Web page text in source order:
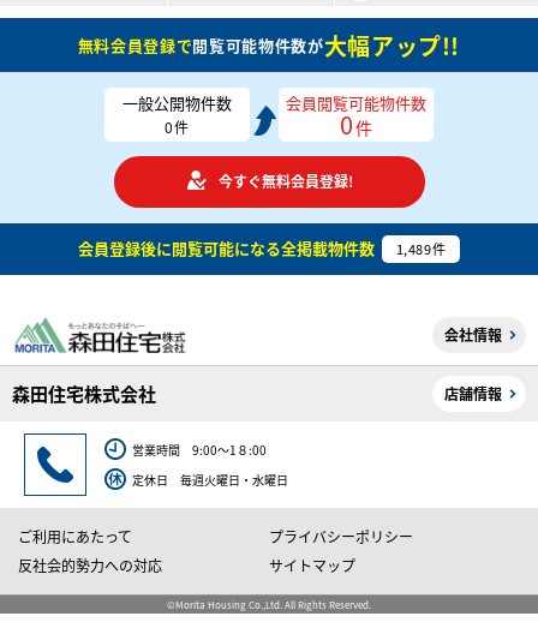
無料会員登録で閲覧可能物件数が大幅アップ!!
一般公開物件数
0件
会員閲覧可能物件数
0件
今すぐ無料会員登録!
会員登録後に閲覧可能になる全掲載物件数 1,489件
会社情報
森田住宅株式会社 店舗情報
営業時間 9:00～1８:00
定休日 毎週火曜日・水曜日
ご利用にあたって
プライバシーポリシー
反社会的勢力への対応
サイトマップ
©Morita Housing Co.,Ltd. All Rights Reserved.